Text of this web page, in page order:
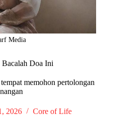
Media
Bacalah Doa Ini
memohon pertolongan
2026 Core of Life